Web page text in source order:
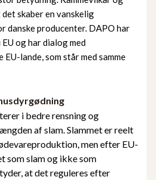
skaber en vanskelig
danske producenter. DAPO har
og har dialog med
lande, som står med samme
i bedre rensning og
af slam. Slammet er reelt
men efter EU-
som slam og ikke som
at det reguleres efter